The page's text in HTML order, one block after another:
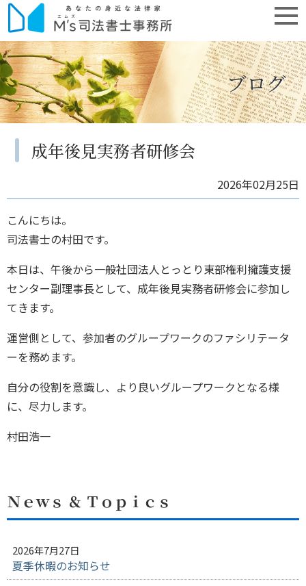
ブログ
成年後見実務者研修会
2026年02月25日
こんにちは。
司法書士の村田です。
本日は、午後から一般社団法人とっとり東部権利擁護支援
センター副理事長として、成年後見実務者研修会に参加し
てきます。
運営側として、参加者のグループワークのファシリテータ
ーを務めます。
自分の役割を意識し、より良いグループワークとなる様
に、尽力します。
村田浩一
Ｎｅｗｓ ＆ Ｔｏｐｉｃｓ
2026年7月27日
夏季休暇のお知らせ